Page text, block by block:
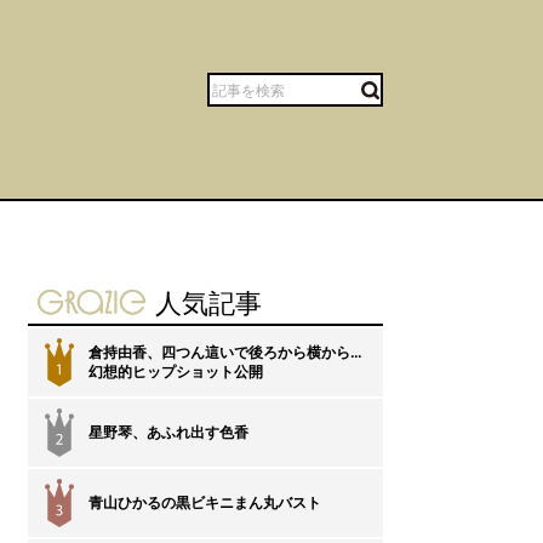
gravure-grazie
人気記事
1
倉持由香、四つん這いで後ろから横から…
幻想的ヒップショット公開
星野琴、あふれ出す色香
青山ひかるの黒ビキニまん丸バスト